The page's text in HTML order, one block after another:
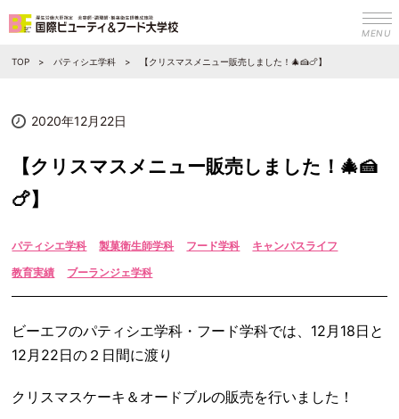
TOP パティシエ学科 【クリスマスメニュー販売しました！🎄🍰🍗】
2020年12月22日
【クリスマスメニュー販売しました！🎄🍰
🍗】
パティシエ学科 製菓衛生師学科 フード学科
キャンパスライフ
教育実績
ブーランジェ学科
ビーエフのパティシエ学科・フード学科では、12月18日と
12月22日の２日間に渡り
クリスマスケーキ＆オードブルの販売を行いました！
MENU